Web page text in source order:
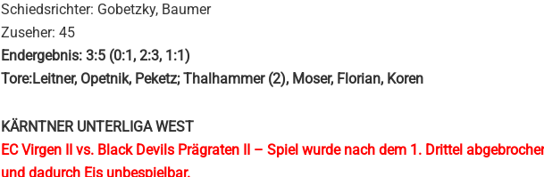
Schiedsrichter: Gobetzky, Baumer
Zuseher: 45
Endergebnis: 3:5 (0:1, 2:3, 1:1)
Tore:Leitner, Opetnik, Peketz; Thalhammer (2), Moser, Florian, Koren
KÄRNTNER UNTERLIGA WEST
EC Virgen II vs. Black Devils Prägraten II – Spiel wurde nach dem 1. Drittel
und dadurch Eis unbespielbar.